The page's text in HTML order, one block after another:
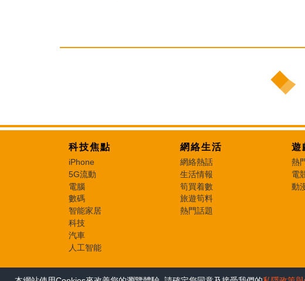
科技焦點
iPhone
5G流動
電腦
數碼
智能家居
科技
汽車
人工智能
網絡生活
網絡熱話
生活情報
筍買着數
旅遊筍料
熱門話題
遊
熱
電
動